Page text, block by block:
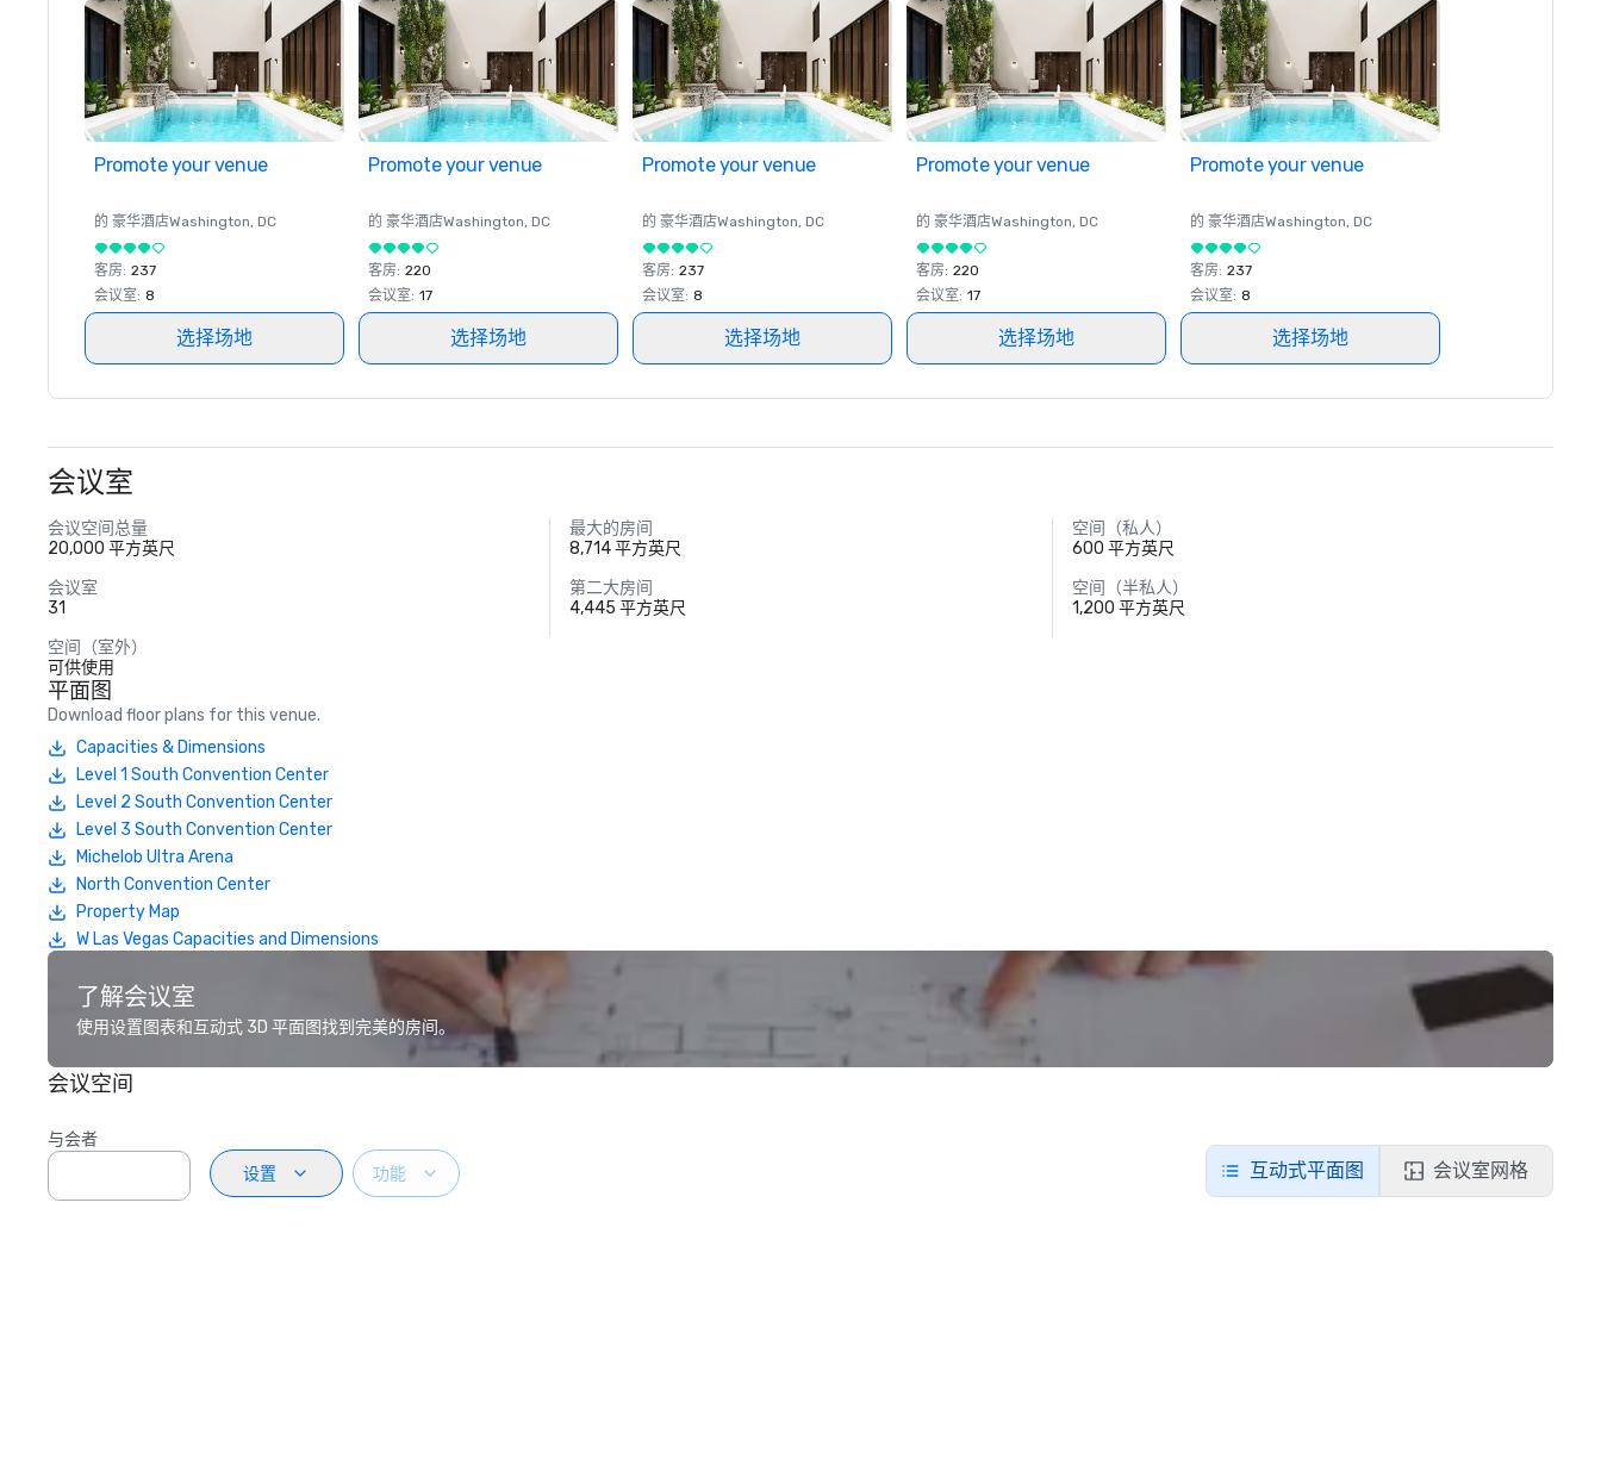
Promote your venue
的 豪华酒店Washington, DC
客房: 237
会议室: 8
选择场地
Promote your venue
的 豪华酒店Washington, DC
客房: 220
会议室: 17
选择场地
Promote your venue
的 豪华酒店Washington, DC
客房: 237
会议室: 8
选择场地
Promote your venue
的 豪华酒店Washington, DC
客房: 220
会议室: 17
选择场地
Promote your venue
的 豪华酒店Washington, DC
客房: 237
会议室: 8
选择场地
会议室
会议空间总量
20,000 平方英尺
最大的房间
8,714 平方英尺
空间（私人）
600 平方英尺
会议室
31
第二大房间
4,445 平方英尺
空间（半私人）
1,200 平方英尺
空间（室外）
可供使用
平面图
Download floor plans for this venue.
Capacities & Dimensions
Level 1 South Convention Center
Level 2 South Convention Center
Level 3 South Convention Center
Michelob Ultra Arena
North Convention Center
Property Map
W Las Vegas Capacities and Dimensions
了解会议室
使用设置图表和互动式 3D 平面图找到完美的房间。
会议空间
与会者
设置
功能 互动式平面图 会议室网格